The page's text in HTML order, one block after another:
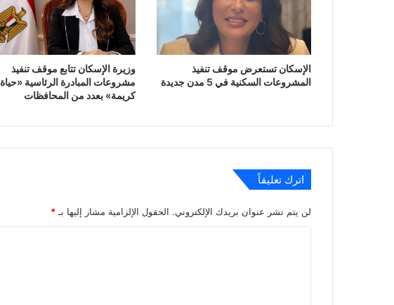
الإسكان تستعرض موقف تنفيذ
المشروعات السكنية في 5 مدن جديدة
وزيرة الإسكان تتابع موقف تنفيذ
مشروعات المبادرة الرئاسية «حياة
كريمة» بعدد من المحافظات
اترك تعليقاً
لن يتم نشر عنوان بريدك الإلكتروني. الحقول الإلزامية مشار إليها بـ *